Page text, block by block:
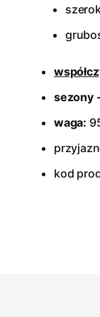
sezony
waga:
kod